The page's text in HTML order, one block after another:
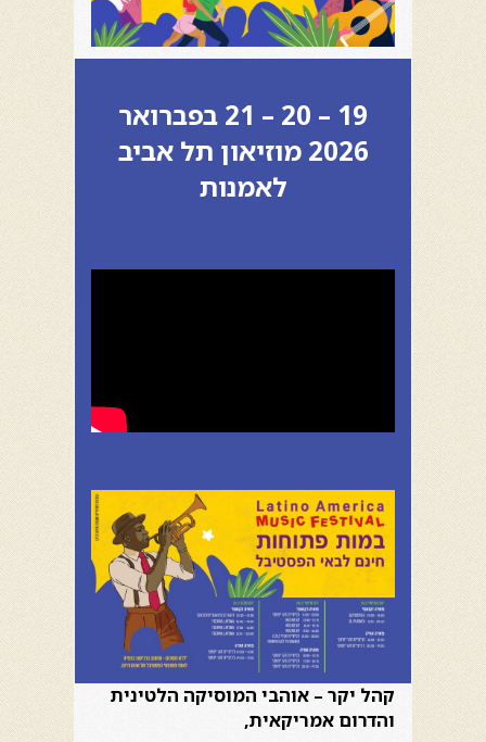
19 – 20 – 21 בפברואר
2026 מוזיאון תל אביב
לאמנות
קהל יקר – אוהבי המוסיקה הלטינית
והדרום אמריקאית,